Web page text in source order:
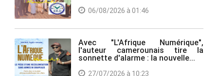
06/08/2026 à 01:46
Avec "L'Afrique Numérique",
l'auteur camerounais tire la
sonnette d'alarme : la nouvelle...
27/07/2026 à 10:23